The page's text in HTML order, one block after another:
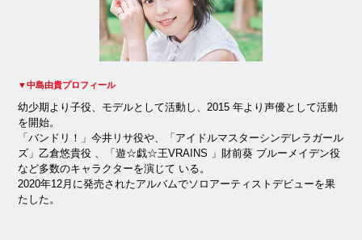
▼中島由貴プロフィール
幼少期より子役、モデルとして活動し、2015 年より声優として活動
を開始。
「バンドリ！」今井リサ役や、「アイドルマスターシンデレラガール
ズ」乙倉悠貴役 、「遊☆戯☆王VRAINS 」財前葵 ブルーメイデン役
など多数のキャラクターを演じて いる。
2020年12月に発売されたアルバムでソロアーティストデビューを果
たした。